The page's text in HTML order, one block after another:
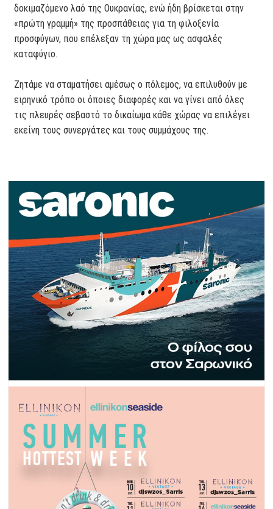
δοκιμαζόμενο λαό της Ουκρανίας, ενώ ήδη βρίσκεται στην
«πρώτη γραμμή» της προσπάθειας για τη φιλοξενία
προσφύγων, που επέλεξαν τη χώρα μας ως ασφαλές
καταφύγιο.
Ζητάμε να σταματήσει αμέσως ο πόλεμος, να επιλυθούν με
ειρηνικό τρόπο οι όποιες διαφορές και να γίνει από όλες
τις πλευρές σεβαστό το δικαίωμα κάθε χώρας να επιλέγει
εκείνη τους συνεργάτες και τους συμμάχους της.